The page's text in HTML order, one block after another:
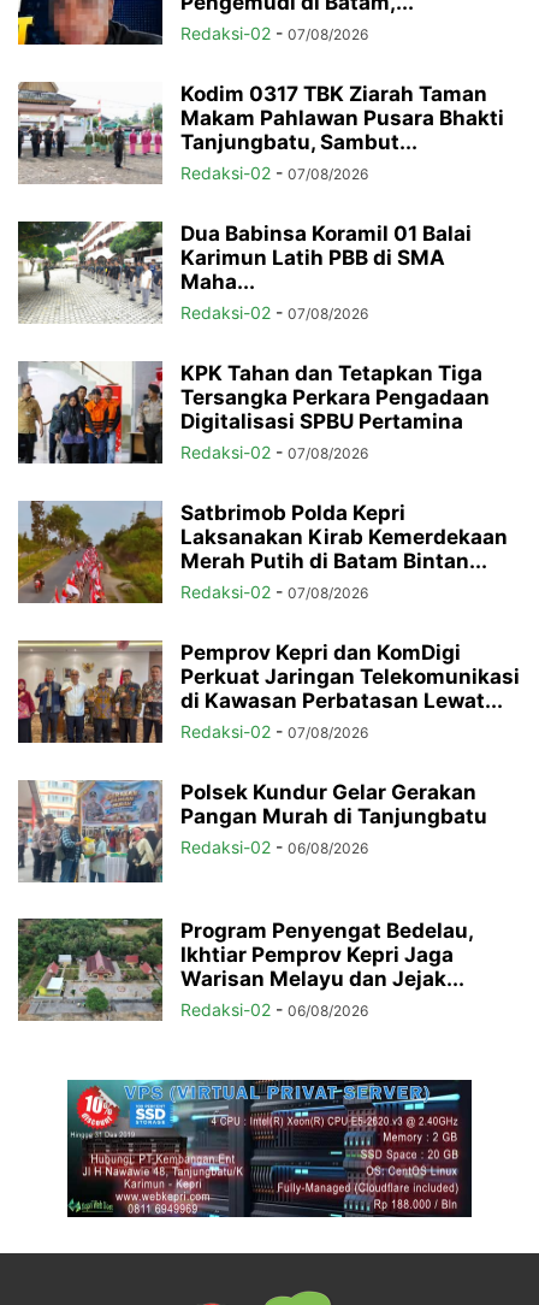
Redaksi-02 - 07/08/2026
Kodim 0317 TBK Ziarah Taman
Makam Pahlawan Pusara Bhakti
Tanjungbatu, Sambut...
Redaksi-02 - 07/08/2026
Dua Babinsa Koramil 01 Balai
Karimun Latih PBB di SMA
Maha...
Redaksi-02 - 07/08/2026
KPK Tahan dan Tetapkan Tiga
Tersangka Perkara Pengadaan
Digitalisasi SPBU Pertamina
Redaksi-02 - 07/08/2026
Satbrimob Polda Kepri
Laksanakan Kirab Kemerdekaan
Merah Putih di Batam Bintan...
Redaksi-02 - 07/08/2026
Pemprov Kepri dan KomDigi
Perkuat Jaringan Telekomunikasi
di Kawasan Perbatasan Lewat...
Redaksi-02 - 07/08/2026
Polsek Kundur Gelar Gerakan
Pangan Murah di Tanjungbatu
Redaksi-02 - 06/08/2026
Program Penyengat Bedelau,
Ikhtiar Pemprov Kepri Jaga
Warisan Melayu dan Jejak...
Redaksi-02 - 06/08/2026